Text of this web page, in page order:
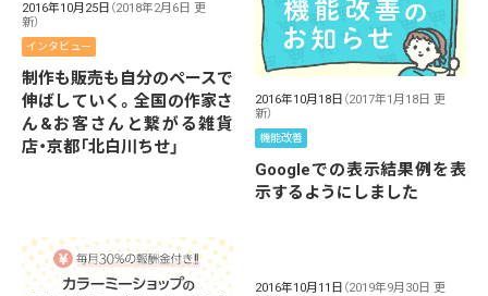
2016年10月25日 （2018年2月6日 更
新）
インタビュー
制作も販売も自分のペースで
伸ばしていく。全国の作家さ
ん&お客さんと繋がる雑貨
店・京都「北白川ちせ」
2016年10月18日 （2017年1月18日 更
新）
機能改善
Googleでの表示結果例を表
示するようにしました
2016年10月11日 （2019年9月30日 更